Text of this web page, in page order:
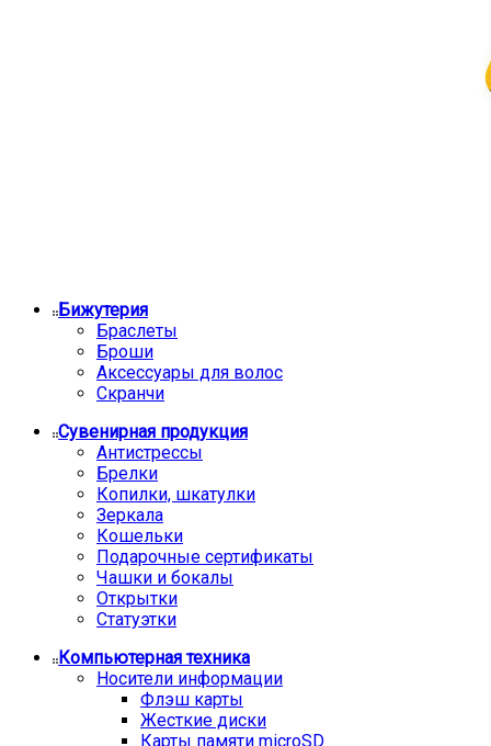
Бижутерия
Браслеты
Броши
Аксессуары для волос
Скранчи
Сувенирная продукция
Антистрессы
Брелки
Копилки, шкатулки
Зеркала
Кошельки
Подарочные сертификаты
Чашки и бокалы
Открытки
Статуэтки
Компьютерная техника
Носители информации
Флэш карты
Жесткие диски
Карты памяти microSD